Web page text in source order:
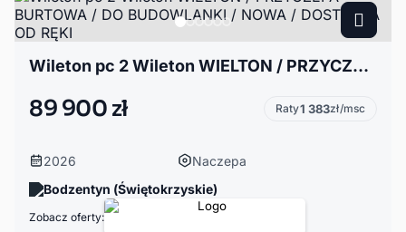
Wileton pc 2 Wileton WIELTON / PRZYCZEPA BURTOWA / DO BUDOWLANKI / NOWA / DOSTĘPNA OD RĘKI
89 900 zł Raty1 383zł/msc
2026
Naczepa
Bodzentyn (Świętokrzyskie)
Zobacz oferty: